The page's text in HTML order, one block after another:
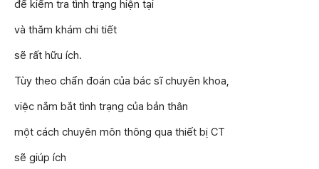
để kiểm tra tình trạng hiện tại
và thăm khám chi tiết
sẽ rất hữu ích.
Tùy theo chẩn đoán của bác sĩ chuyên khoa,
việc nắm bắt tình trạng của bản thân
một cách chuyên môn thông qua thiết bị CT
sẽ giúp ích